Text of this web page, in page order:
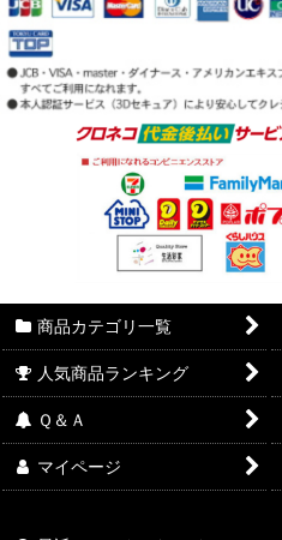
商品カテゴリ一覧
人気商品ランキング
Ｑ＆Ａ
マイページ